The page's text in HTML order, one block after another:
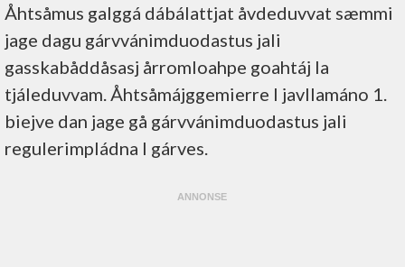
Åhtsåmus galggá dábálattjat åvdeduvvat sæmmi
jage dagu gárvvánimduodastus jali
gasskabåddåsasj årromloahpe goahtáj la
tjáleduvvam. Åhtsåmájggemierre l javllamáno 1.
biejve dan jage gå gárvvánimduodastus jali
regulerimpládna l gárves.